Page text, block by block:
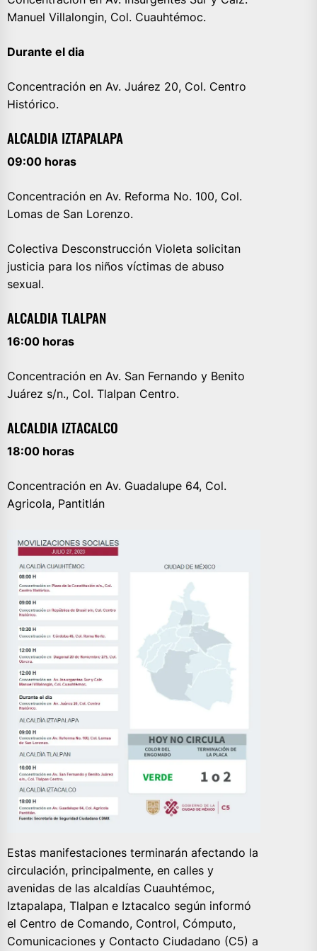
Manuel Villalongin, Col. Cuauhtémoc.
Durante el dia
Concentración en Av. Juárez 20, Col. Centro
Histórico.
ALCALDIA IZTAPALAPA
09:00 horas
Concentración en Av. Reforma No. 100, Col.
Lomas de San Lorenzo.
Colectiva Desconstrucción Violeta solicitan
justicia para los niños víctimas de abuso
sexual.
ALCALDIA TLALPAN
16:00 horas
Concentración en Av. San Fernando y Benito
Juárez s/n., Col. Tlalpan Centro.
ALCALDIA IZTACALCO
18:00 horas
Concentración en Av. Guadalupe 64, Col.
Agricola, Pantitlán
Estas manifestaciones terminarán afectando la
circulación, principalmente, en calles y
avenidas de las alcaldías Cuauhtémoc,
Iztapalapa, Tlalpan e Iztacalco según informó
el Centro de Comando, Control, Cómputo,
Comunicaciones y Contacto Ciudadano (C5) a